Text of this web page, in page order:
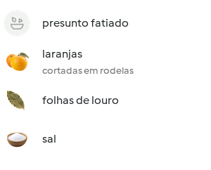
presunto fatiado
laranjas
cortadas em rodelas
folhas de louro
sal